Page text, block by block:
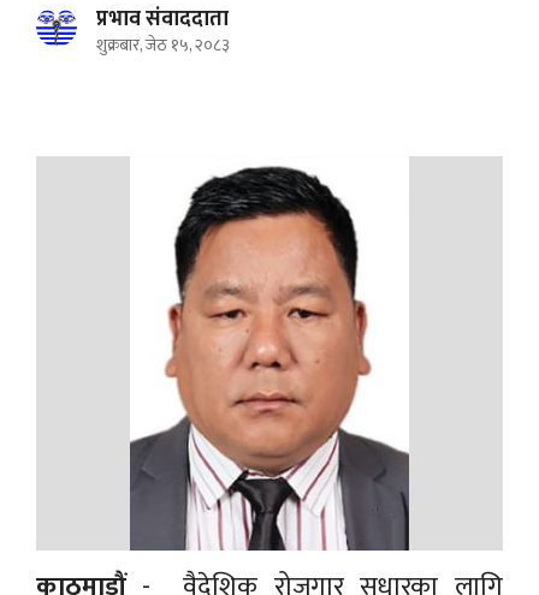
प्रभाव संवाददाता
शुक्रबार, जेठ १५, २०८३